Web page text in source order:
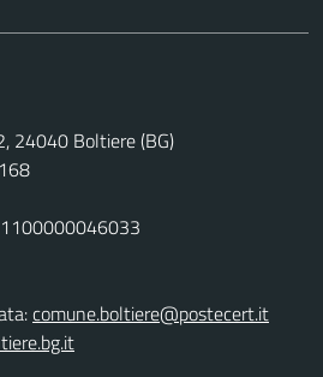
24040 Boltiere (BG)
comune.boltiere@postecert.it